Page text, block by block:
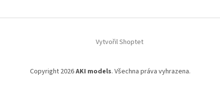
Vytvořil Shoptet
Copyright 2026AKI models. Všechna práva vyhrazena.